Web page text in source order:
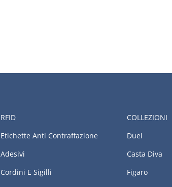
RFID
Etichette Anti Contraffazione
Adesivi
Cordini E Sigilli
COLLEZIONI
Duel
Casta Diva
Figaro